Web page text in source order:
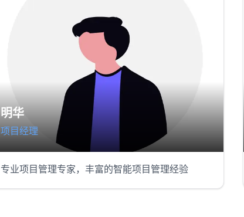
明华
项目经理
专业项目管理专家，丰富的智能项目管理经验